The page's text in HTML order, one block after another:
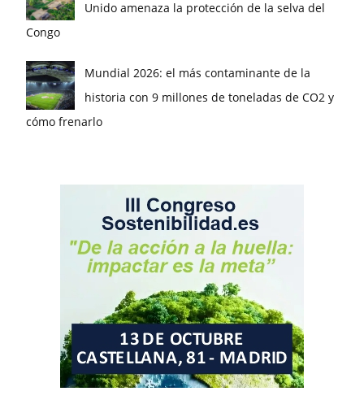
Unido amenaza la protección de la selva del
Congo
Mundial 2026: el más contaminante de la
historia con 9 millones de toneladas de CO2 y
cómo frenarlo